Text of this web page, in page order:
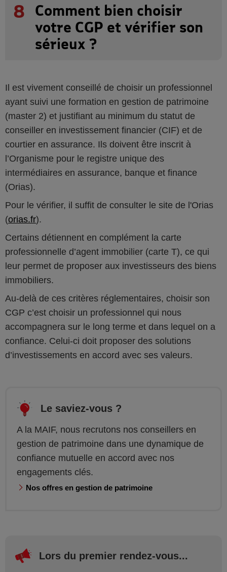
8
Comment bien choisir
votre CGP et vérifier son
sérieux ?
Il est vivement conseillé de choisir un professionnel
ayant suivi une formation en gestion de patrimoine
(master 2) et justifiant au minimum du statut de
conseiller en investissement financier (CIF) et de
courtier en assurance. Ils doivent être inscrit à
l’Organisme pour le registre unique des
intermédiaires en assurance, banque et finance
(Orias).
Pour le vérifier, il suffit de consulter le site de l'Orias
(orias.fr).
Certains détiennent en complément la carte
professionnelle d’agent immobilier (carte T), ce qui
leur permet de proposer aux investisseurs des biens
immobiliers.
Au-delà de ces critères réglementaires, choisir son
CGP c’est choisir un professionnel qui nous
accompagnera sur le long terme et dans lequel on a
confiance. Celui-ci doit proposer des solutions
d’investissements en accord avec ses valeurs.
Le saviez-vous ?
A la MAIF, nous recrutons nos conseillers en
gestion de patrimoine dans une dynamique de
confiance mutuelle en accord avec nos
engagements clés.
Nos offres en gestion de patrimoine
Lors du premier rendez-vous...